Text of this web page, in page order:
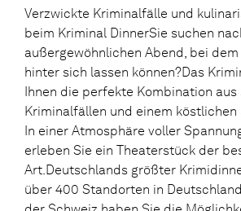
Verzwickte Kriminalfälle und
beim Kriminal DinnerSie suchen
außergewöhnlichen Abend, bei
hinter sich lassen können?Das
Ihnen die perfekte Kombination aus
Kriminalfällen und einem köstlichen
In einer Atmosphäre voller
erleben Sie ein Theaterstück der
Art.Deutschlands größter
über 400 Standorten in